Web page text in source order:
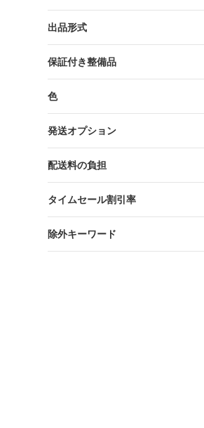
出品形式
保証付き整備品
色
発送オプション
配送料の負担
タイムセール割引率
除外キーワード